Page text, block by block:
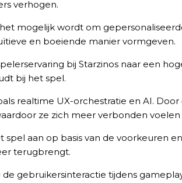
verhogen.
mogelijk wordt om
en boeiende manier vormgeven.
bij Starzinos naar een
bij het spel.
realtime UX-orchestratie en AI. Door
ze zich meer verbonden
aan op basis van de voorkeuren
terugbrengt.
gebruikersinteractie tijdens